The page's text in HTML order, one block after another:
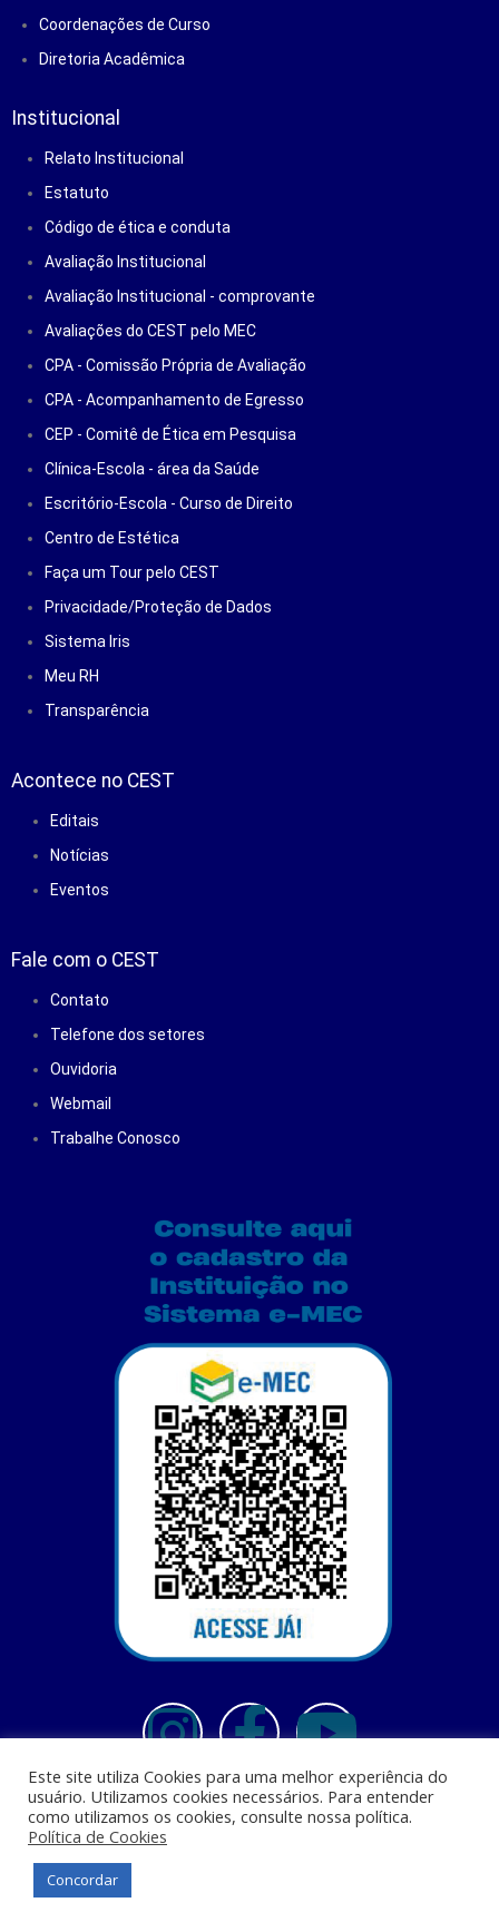
Coordenações de Curso
Diretoria Acadêmica
Institucional
Relato Institucional
Estatuto
Código de ética e conduta
Avaliação Institucional
Avaliação Institucional - comprovante
Avaliações do CEST pelo MEC
CPA - Comissão Própria de Avaliação
CPA - Acompanhamento de Egresso
CEP - Comitê de Ética em Pesquisa
Clínica-Escola - área da Saúde
Escritório-Escola - Curso de Direito
Centro de Estética
Faça um Tour pelo CEST
Privacidade/Proteção de Dados
Sistema Iris
Meu RH
Transparência
Acontece no CEST
Editais
Notícias
Eventos
Fale com o CEST
Contato
Telefone dos setores
Ouvidoria
Webmail
Trabalhe Conosco
Centro Universitário Santa Terezinha - CEST - Av. Casemiro Junior, 12 - Anil,
Este site utiliza Cookies para uma melhor experiência do
usuário. Utilizamos cookies necessários. Para entender
como utilizamos os cookies, consulte nossa política.
Política de Cookies
Concordar